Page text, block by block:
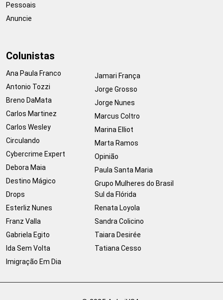
Pessoais
Anuncie
Colunistas
Ana Paula Franco
Antonio Tozzi
Breno DaMata
Carlos Martinez
Carlos Wesley
Circulando
Cybercrime Expert
Debora Maia
Destino Mágico
Drops
Esterliz Nunes
Franz Valla
Gabriela Egito
Ida Sem Volta
Imigração Em Dia
Jamari França
Jorge Grosso
Jorge Nunes
Marcus Coltro
Marina Elliot
Marta Ramos
Opinião
Paula Santa Maria
Grupo Mulheres do Brasil
Sul da Flórida
Renata Loyola
Sandra Colicino
Taiara Desirée
Tatiana Cesso